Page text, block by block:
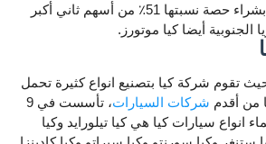
الجنوبي هيونداي موتور بشراء حصة نسبتها 51٪ من أسهم ثاني أكبر
أيضا كيا موتورز.
تقوم شركة كيا بتصنيع انواع كثيرة تحمل
من أقدم شركات السيارات
، تأسست في 9
1944,اما اسماء انواع سيارات كيا هي كيا تيلورايد وكيا